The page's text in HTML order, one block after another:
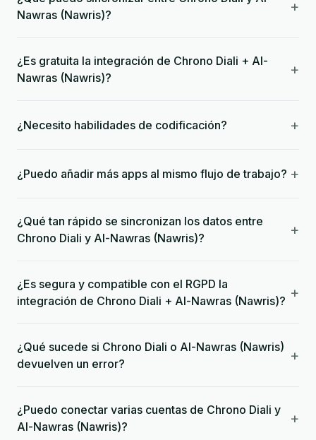
Nawras (Nawris)?
+
¿Es gratuita la integración de Chrono Diali + Al-
Nawras (Nawris)?
+
¿Necesito habilidades de codificación? +
¿Puedo añadir más apps al mismo flujo de trabajo? +
¿Qué tan rápido se sincronizan los datos entre
Chrono Diali y Al-Nawras (Nawris)?
+
¿Es segura y compatible con el RGPD la
integración de Chrono Diali + Al-Nawras (Nawris)? +
¿Qué sucede si Chrono Diali o Al-Nawras (Nawris)
devuelven un error?
+
¿Puedo conectar varias cuentas de Chrono Diali y
Al-Nawras (Nawris)?
+